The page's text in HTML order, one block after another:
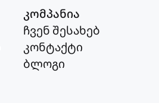
კომპანია
ჩვენ შესახებ
კონტაქტი
ბლოგი